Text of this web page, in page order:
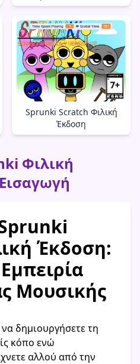
Sprunki Scratch Φιλική
Έκδοση
Φιλική
Έκδοση:
Μουσικής
να δημιουργήσετε τη
κόπο ενώ
αλλού από την